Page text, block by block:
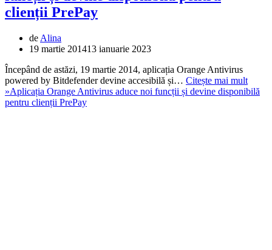
clienții PrePay
de Alina
19 martie 201413 ianuarie 2023
Începând de astăzi, 19 martie 2014, aplicația Orange Antivirus
powered by Bitdefender devine accesibilă și… Citește mai mult
»Aplicația Orange Antivirus aduce noi funcții și devine disponibilă
pentru clienții PrePay